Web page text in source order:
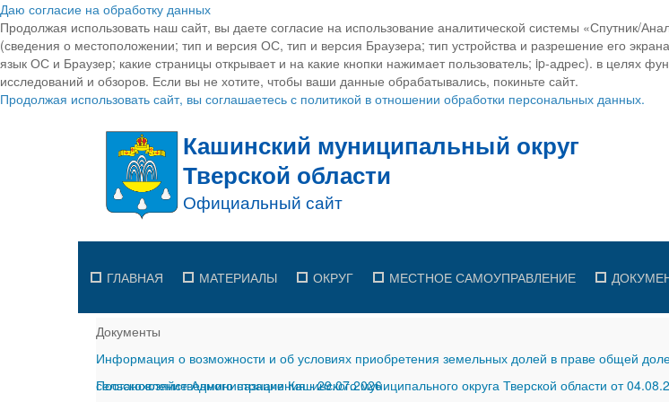
Даю согласие на обработку данных
Продолжая использовать наш сайт, вы даете согласие на использование аналитической системы «Спутник/
(сведения о местоположении; тип и версия ОС, тип и версия Браузера; тип устройства и разрешение его
язык ОС и Браузер; какие страницы открывает и на какие кнопки нажимает пользователь; ip-адрес). в целях
исследований и обзоров. Если вы не хотите, чтобы ваши данные обрабатывались, покиньте сайт.
Продолжая использовать сайт, вы соглашаетесь с политикой в отношении обработки персональных данных.
ГЛАВНАЯ МАТЕРИАЛЫ ОКРУГ МЕСТНОЕ САМОУПРАВЛЕНИЕ
Документы
Информация о возможности и об условиях приобретения земельных долей в праве общей
сельскохозяйственного назначения-29.07.2026
Постановление Администрации Кашинского муниципального округа Тверской области от